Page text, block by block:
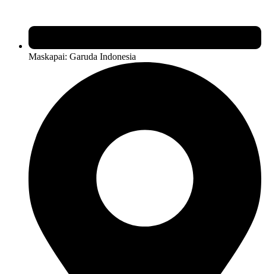
Maskapai: Garuda Indonesia